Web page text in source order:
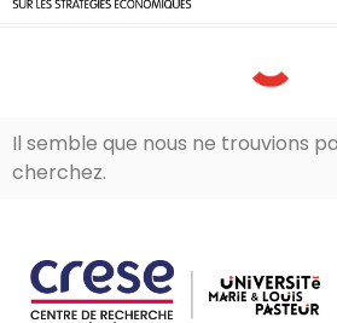
Il semble que nous ne trouvions
cherchez.